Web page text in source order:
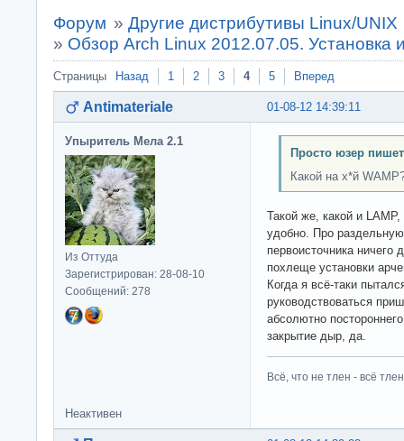
Форум » Другие дистрибутивы Linux/UNIX
» Обзор Arch Linux 2012.07.05. Установка
Страницы Назад 1 2 3 4 5 Вперед
01-08-12 14:39:11
Antimateriale
Упыритель Мела 2.1
Из Оттуда
Зарегистрирован: 28-08-10
Сообщений: 278
Просто юзер
Какой на х*й
Такой же, какой и
удобно. Про раздельную
первоисточника
похлеще установки
Когда я всё-таки
руководствоваться
абсолютно
закрытие дыр, да.
Всё, что не тлен - всё
Неактивен